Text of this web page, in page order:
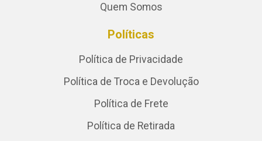
Quem Somos
Políticas
Política de Privacidade
Política de Troca e Devolução
Política de Frete
Política de Retirada